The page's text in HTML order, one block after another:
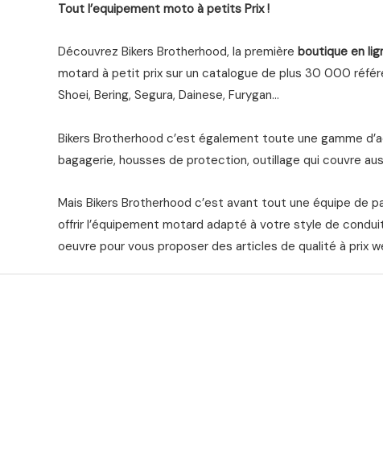
Tout l’equipement moto à petits Prix !
Découvrez Bikers Brotherhood, la première boutique en
motard à petit prix sur un catalogue de plus 30 000
Shoei, Bering, Segura, Dainese, Furygan…
Bikers Brotherhood c’est également toute une gamme
bagagerie, housses de protection, outillage qui couvre
Mais Bikers Brotherhood c’est avant tout une équipe de
offrir l’équipement motard adapté à votre style de
oeuvre pour vous proposer des articles de qualité à prix